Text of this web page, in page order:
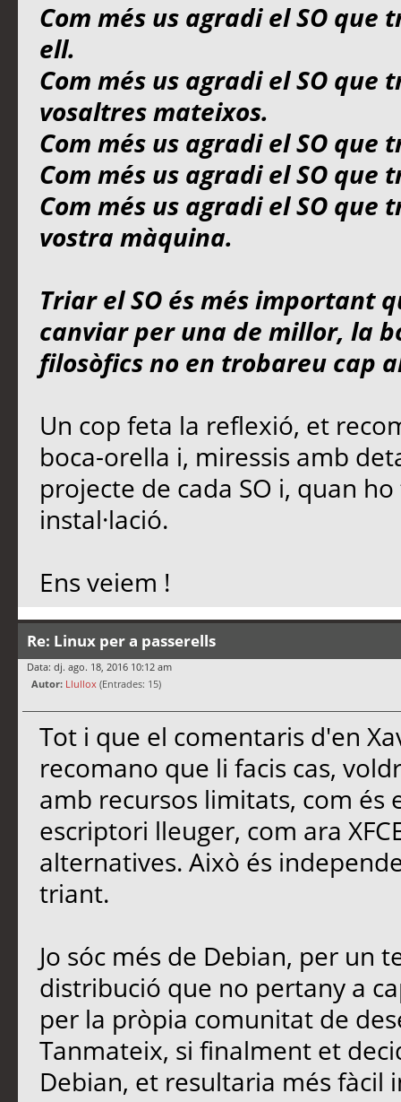
Com més us agradi el SO
ell.
Com més us agradi el SO
vosaltres mateixos.
Com més us agradi el SO
Com més us agradi el SO que
Com més us agradi el SO
vostra màquina.
Triar el SO és més important
canviar per una de millor, la
filosòfics no en trobareu cap
Un cop feta la reflexió, et
boca-orella i, miressis amb
projecte de cada SO i, quan
instal·lació.
Ens veiem !
Re: Linux per a passerells
Data: dj. ago. 18, 2016 10:12 am
Autor: Llullox (Entrades: 15)
Tot i que el comentaris d'en
recomano que li facis cas,
amb recursos limitats, com és
escriptori lleuger, com ara
alternatives. Això és
triant.
Jo sóc més de Debian, per un
distribució que no pertany a
per la pròpia comunitat de
Tanmateix, si finalment et
Debian, et resultaria més fàcil